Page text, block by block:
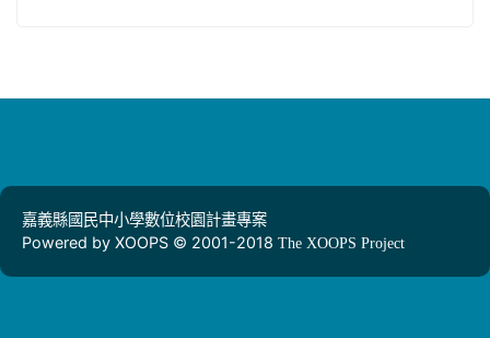
嘉義縣國民中小學數位校園計畫專案
Powered by XOOPS © 2001-2018 The XOOPS Project